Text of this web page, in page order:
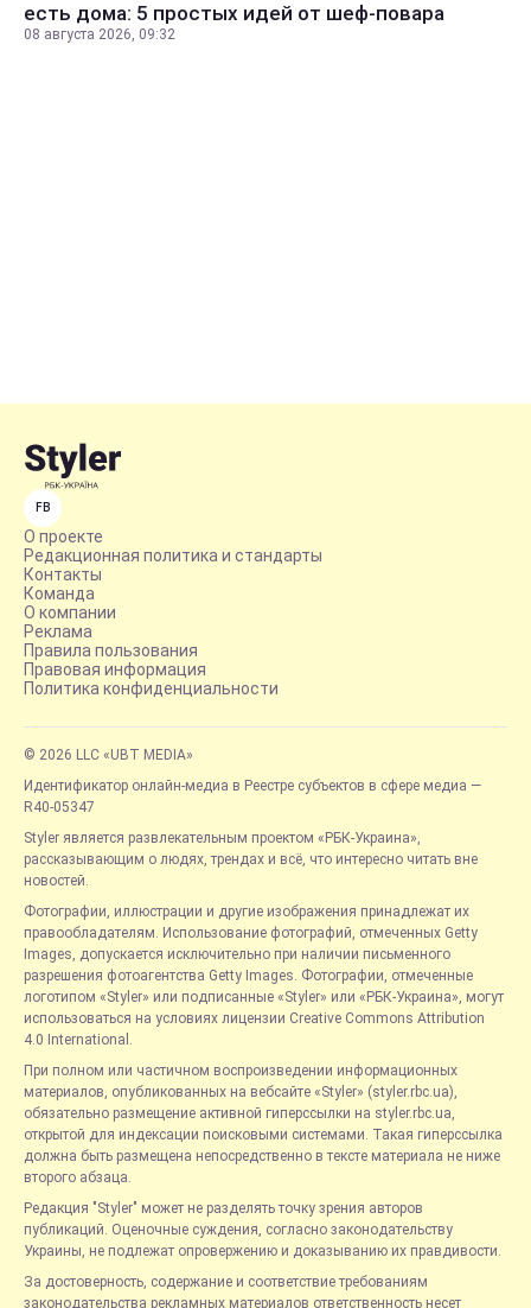
есть дома: 5 простых идей от шеф-повара
08 августа 2026, 09:32
FB
О проекте
Редакционная политика и стандарты
Контакты
Команда
О компании
Реклама
Правила пользования
Правовая информация
Политика конфиденциальности
© 2026 LLC «UBT MEDIA»
Идентификатор онлайн-медиа в Реестре субъектов в сфере медиа —
R40-05347
Styler является развлекательным проектом «РБК-Украина»,
рассказывающим о людях, трендах и всё, что интересно читать вне
новостей.
Фотографии, иллюстрации и другие изображения принадлежат их
правообладателям. Использование фотографий, отмеченных Getty
Images, допускается исключительно при наличии письменного
разрешения фотоагентства Getty Images. Фотографии, отмеченные
логотипом «Styler» или подписанные «Styler» или «РБК-Украина», могут
использоваться на условиях лицензии Creative Commons Attribution
4.0 International.
При полном или частичном воспроизведении информационных
материалов, опубликованных на вебсайте «Styler» (styler.rbc.ua),
обязательно размещение активной гиперссылки на styler.rbc.ua,
открытой для индексации поисковыми системами. Такая гиперссылка
должна быть размещена непосредственно в тексте материала не ниже
второго абзаца.
Редакция "Styler" может не разделять точку зрения авторов
публикаций. Оценочные суждения, согласно законодательству
Украины, не подлежат опровержению и доказыванию их правдивости.
За достоверность, содержание и соответствие требованиям
законодательства рекламных материалов ответственность несет